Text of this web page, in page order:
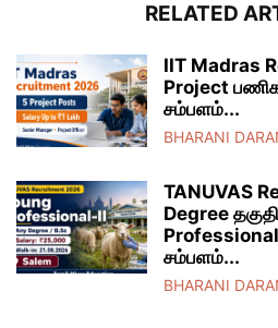
RELATED
IIT Madras
Project
சம்பளம்...
BHARANI
TANUVAS
Degree
சம்பளம்...
BHARANI